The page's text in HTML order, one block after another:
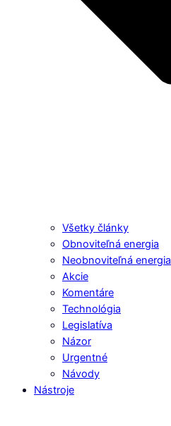
Všetky články
Obnoviteľná energia
Neobnoviteľná energia
Akcie
Komentáre
Technológia
Legislatíva
Názor
Urgentné
Návody
Nástroje